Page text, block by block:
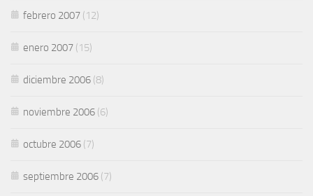
febrero 2007 (12)
enero 2007 (15)
diciembre 2006 (8)
noviembre 2006 (6)
octubre 2006 (7)
septiembre 2006 (7)